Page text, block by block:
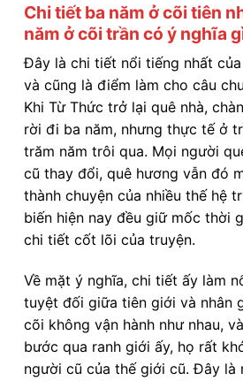
Chi tiết ba năm ở cõi tiên
năm ở cõi trần có ý nghĩa
Đây là chi tiết nổi tiếng nhất của
và cũng là điểm làm cho câu
Khi Từ Thức trở lại quê nhà,
rời đi ba năm, nhưng thực tế ở
trăm năm trôi qua. Mọi người
cũ thay đổi, quê hương vẫn đó
thành chuyện của nhiều thế hệ
biến hiện nay đều giữ mốc thời
chi tiết cốt lõi của truyện.
Về mặt ý nghĩa, chi tiết ấy làm
tuyệt đối giữa tiên giới và nhân
cõi không vận hành như nhau,
bước qua ranh giới ấy, họ rất
người cũ của thế giới cũ. Đây là